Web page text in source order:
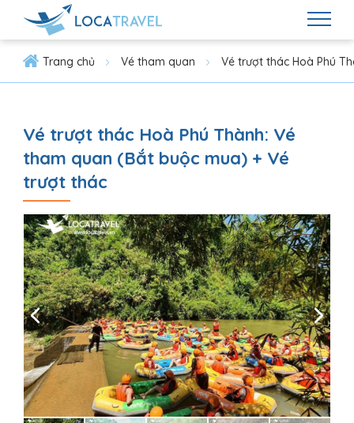
Trang chủ Vé tham quan Vé trượt thác Hoà Phú
Vé trượt thác Hoà Phú Thành: Vé
tham quan (Bắt buộc mua) + Vé
trượt thác